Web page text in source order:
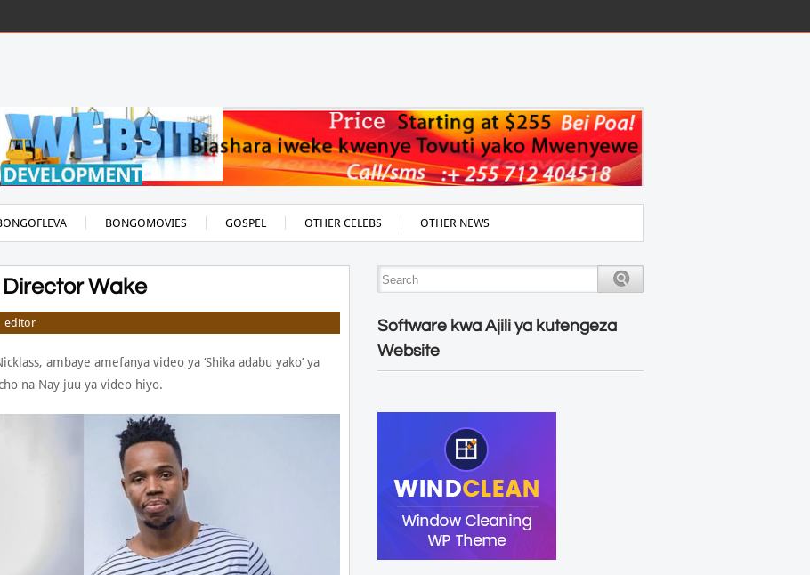
BONGOMOVIES GOSPEL OTHER CELEBS OTHER NEWS
Wake
editor
ambaye amefanya video ya ‘Shika adabu yako’ ya
na Nay juu ya video hiyo.
Software kwa Ajili ya kutengeza
Website